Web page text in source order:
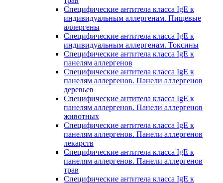
Специфические антитела класса IgE к
индивидуальным аллергенам. Пищевые
аллергены
Специфические антитела класса IgE к
индивидуальным аллергенам. Токсины
Специфические антитела класса IgE к
панелям аллергенов
Специфические антитела класса IgE к
панелям аллергенов. Панели аллергенов
деревьев
Специфические антитела класса IgE к
панелям аллергенов. Панели аллергенов
животных
Специфические антитела класса IgE к
панелям аллергенов. Панели аллергенов
лекарств
Специфические антитела класса IgE к
панелям аллергенов. Панели аллергенов
трав
Специфические антитела класса IgE к